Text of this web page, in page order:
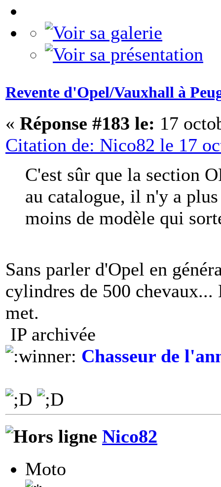
Revente d'Opel/Vauxhall à
« Réponse #183 le: 17
Citation de: Nico82 le 17
C'est sûr que la section
au catalogue, il n'y a
moins de modèle qui
Sans parler d'Opel en
cylindres de 500
met.
IP archivée
Chasseur de
Nico82
Moto